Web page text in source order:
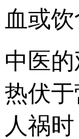
血或
中医
热伏
人祸